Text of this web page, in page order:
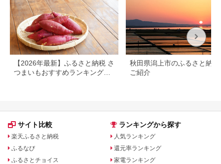
【2026年最新】ふるさと納税 さ
つまいもおすすめランキング｜
秋田県潟上市のふるさと納税
ご紹介
サイト比較
楽天ふるさと納税
ふるなび
ふるさとチョイス
ランキングから探す
人気ランキング
還元率ランキング
家電ランキング